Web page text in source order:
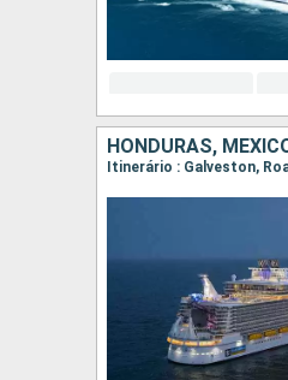
HONDURAS,
Itinerário : Galveston,